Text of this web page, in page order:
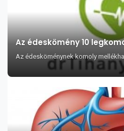
Az édeskömény 10
Az édesköménynek komoly